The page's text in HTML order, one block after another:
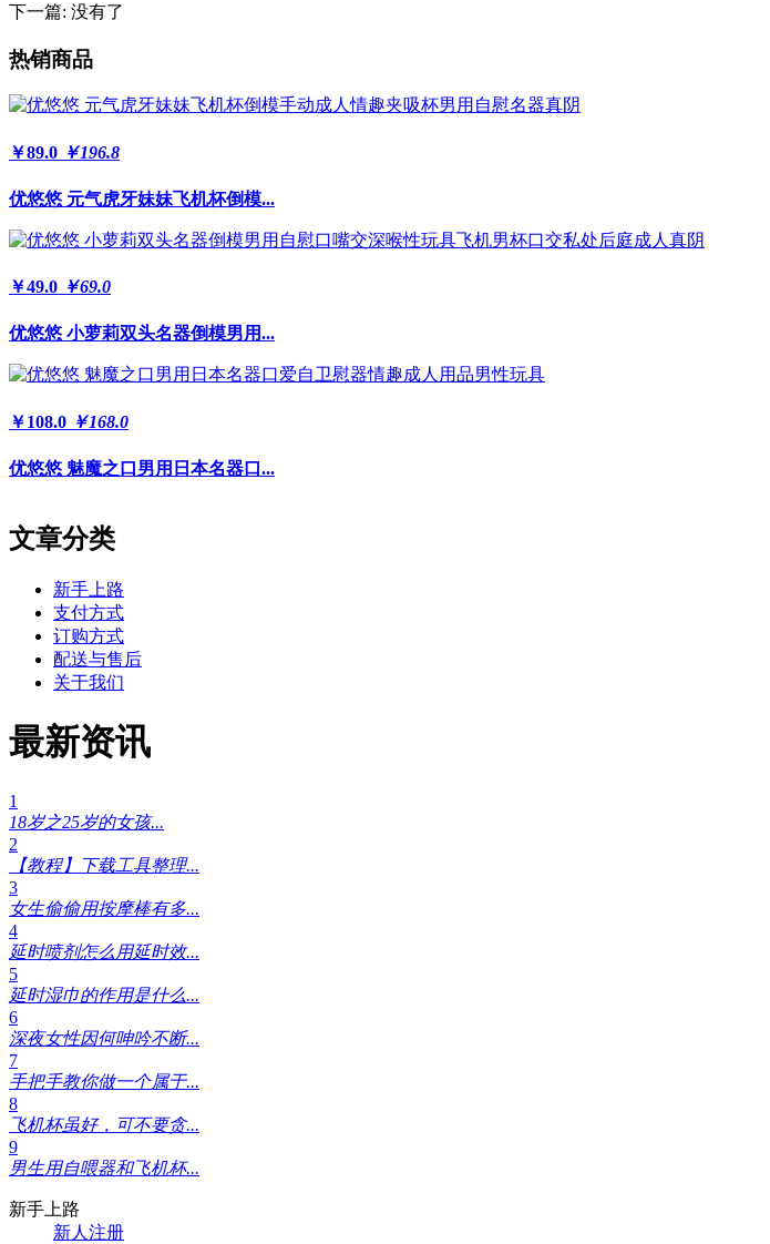
下一篇: 没有了
热销商品
￥89.0 ￥196.8
优悠悠 元气虎牙妹妹飞机杯倒模...
￥49.0 ￥69.0
优悠悠 小萝莉双头名器倒模男用...
￥108.0 ￥168.0
优悠悠 魅魔之口男用日本名器口...
文章分类
新手上路
支付方式
订购方式
配送与售后
关于我们
最新资讯
1
18岁之25岁的女孩...
2
【教程】下载工具整理...
3
女生偷偷用按摩棒有多...
4
延时喷剂怎么用延时效...
5
延时湿巾的作用是什么...
6
深夜女性因何呻吟不断...
7
手把手教你做一个属于...
8
飞机杯虽好，可不要贪...
9
男生用自喂器和飞机杯...
新手上路
新人注册